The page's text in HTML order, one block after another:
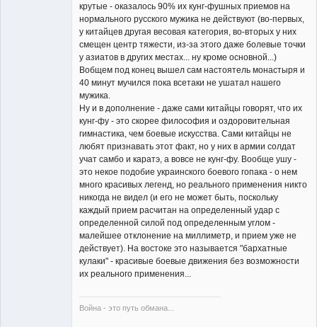
крутые - оказалось 90% их кунг-фушных приемов на
нормального русского мужика не действуют (во-первых,
у китайцев другая весовая категория, во-вторых у них
смещен центр тяжести, из-за этого даже болевые точки
у азиатов в других местах... ну кроме основной...)
Вобщем под конец вышел сам настоятель монастыря и
40 минут мучился пока всетаки не ушатал нашего
мужика.
Ну и в дополнение - даже сами китайцы говорят, что их
кунг-фу - это скорее философия и оздоровительная
гимнастика, чем боевые искусства. Сами китайцы не
любят признавать этот факт, но у них в армии солдат
учат самбо и каратэ, а вовсе не кунг-фу. Вообще ушу -
это некое подобие украинского боевого гопака - о нем
много красивых легенд, но реального применения никто
никогда не видел (и его не может быть, поскольку
каждый прием расчитан на определенный удар с
определенной силой под определенным углом -
малейшее отклонение на миллиметр, и прием уже не
действует). На востоке это называется "бархатные
кулаки" - красивые боевые движения без возможности
их реального применения...
Война - это путь обмана...